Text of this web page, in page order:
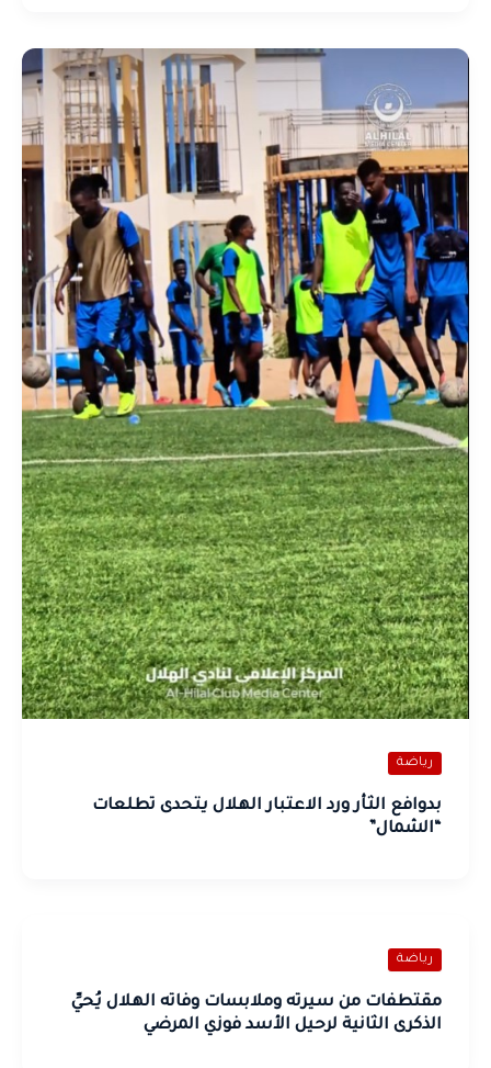
رياضة
بدوافع الثأر ورد الاعتبار الهلال يتحدى تطلعات
“الشمال”
رياضة
مقتطفات من سيرته وملابسات وفاته الهلال يُحيِّ
الذكرى الثانية لرحيل الأسد فوزي المرضي